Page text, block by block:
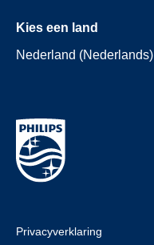
Kies een land
Nederland (Nederlands)
Privacyverklaring